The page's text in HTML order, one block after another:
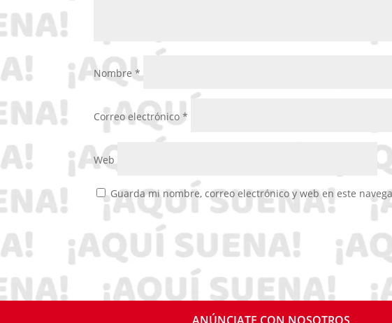
Nombre*
Correo electrónico*
Web
Guarda mi nombre, correo electrónico y web en este